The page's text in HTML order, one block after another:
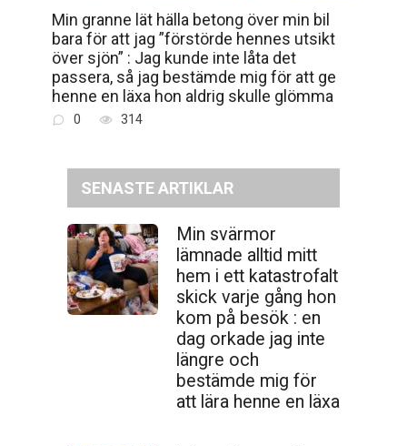
Min granne lät hälla betong över min bil
bara för att jag ”förstörde hennes utsikt
över sjön” : Jag kunde inte låta det
passera, så jag bestämde mig för att ge
henne en läxa hon aldrig skulle glömma
0 314
SENASTE ARTIKLAR
Min svärmor
lämnade alltid mitt
hem i ett katastrofalt
skick varje gång hon
kom på besök : en
dag orkade jag inte
längre och
bestämde mig för
att lära henne en läxa